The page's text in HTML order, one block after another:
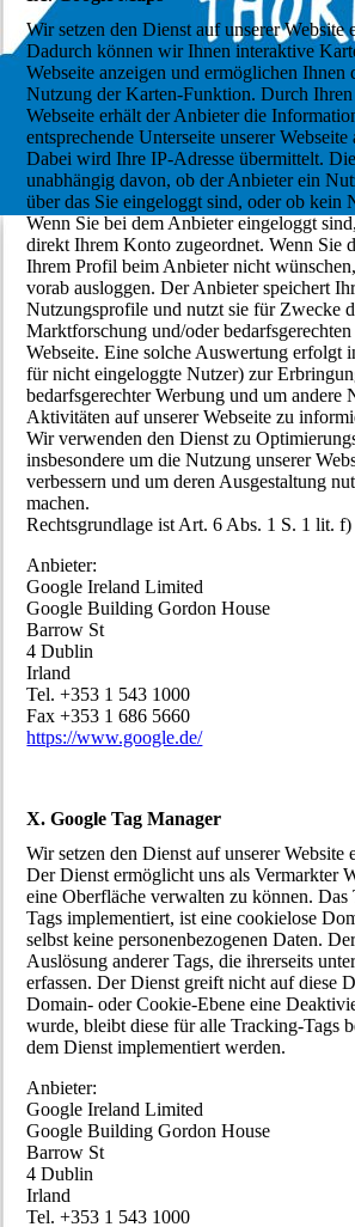
Wir setzen den Dienst auf unserer Website
Dadurch können wir Ihnen interaktive
Webseite anzeigen und ermöglichen Ihnen
Nutzung der Karten-Funktion. Durch Ihren
Webseite erhält der Anbieter die
entsprechende Unterseite unserer
Dabei wird Ihre IP-Adresse übermittelt.
unabhängig davon, ob der Anbieter ein
über das Sie eingeloggt sind, oder ob kein
Wenn Sie bei dem Anbieter eingeloggt
direkt Ihrem Konto zugeordnet. Wenn Sie
Ihrem Profil beim Anbieter nicht
vorab ausloggen. Der Anbieter speichert
Nutzungsprofile und nutzt sie für Zwecke
Marktforschung und/oder
Webseite. Eine solche Auswertung erfolgt
für nicht eingeloggte Nutzer) zur
bedarfsgerechter Werbung und um andere
Aktivitäten auf unserer Webseite zu
Wir verwenden den Dienst zu
insbesondere um die Nutzung unserer
verbessern und um deren Ausgestaltung
machen.
Rechtsgrundlage ist Art. 6 Abs. 1 S. 1 lit.
Anbieter:
Google Ireland Limited
Google Building Gordon House
Barrow St
4 Dublin
Irland
Tel. +353 1 543 1000
Fax +353 1 686 5660
https://www.google.de/
X. Google Tag Manager
Wir setzen den Dienst auf unserer Website
Der Dienst ermöglicht uns als Vermarkter
eine Oberfläche verwalten zu können. Das
Tags implementiert, ist eine cookielose
selbst keine personenbezogenen Daten.
Auslösung anderer Tags, die ihrerseits
erfassen. Der Dienst greift nicht auf diese
Domain- oder Cookie-Ebene eine
wurde, bleibt diese für alle Tracking-Tags
dem Dienst implementiert werden.
Anbieter:
Google Ireland Limited
Google Building Gordon House
Barrow St
4 Dublin
Irland
Tel. +353 1 543 1000